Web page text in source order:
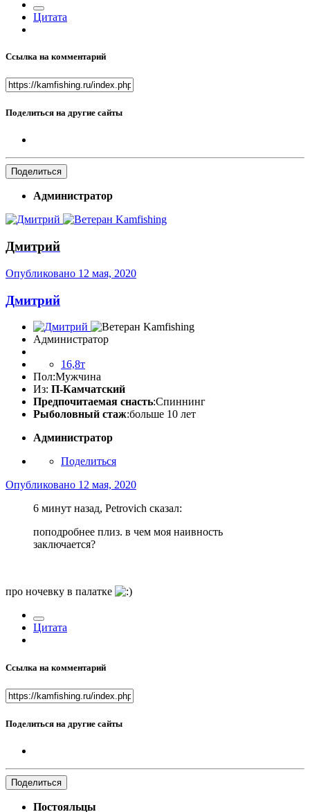
Цитата
Ссылка на комментарий
Поделиться на другие сайты
Поделиться
Администратор
Дмитрий
Опубликовано 12 мая, 2020
Дмитрий
Администратор
16,8т
Пол:Мужчина
Из: П-Камчатский
Предпочитаемая снасть:Спиннинг
Рыболовный стаж:больше 10 лет
Администратор
Поделиться
Опубликовано 12 мая, 2020
6 минут назад, Petrovich сказал:
поподробнее плиз. в чем моя наивность
заключается?
про ночевку в палатке
Цитата
Ссылка на комментарий
Поделиться на другие сайты
Поделиться
Постояльцы